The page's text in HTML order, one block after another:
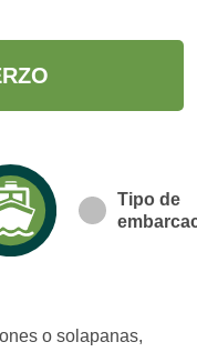
Tipo de
o solapanas,